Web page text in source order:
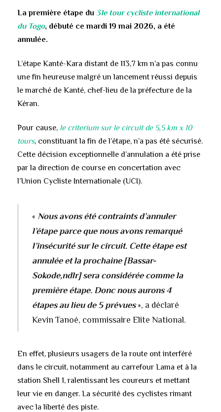
La première étape du 31e tour cycliste international
du Togo, débuté ce mardi 19 mai 2026, a été
annulée.
L’étape Kanté-Kara distant de 113,7 km n’a pas connu
une fin heureuse malgré un lancement réussi depuis
le marché de Kanté, chef-lieu de la préfecture de la
Kéran.
Pour cause, le criterium sur le circuit de 5,5 km x 10
tours, constituant la fin de l’étape, n’a pas été sécurisé.
Cette décision exceptionnelle d’annulation a été prise
par la direction de course en concertation avec
l’Union Cycliste Internationale (UCI).
« Nous avons été contraints d’annuler
l’étape parce que nous avons remarqué
l’insécurité sur le circuit. Cette étape est
annulée et la prochaine [Bassar-
Sokode,ndlr] sera considérée comme la
première étape. Donc nous aurons 4
étapes au lieu de 5 prévues», a déclaré
Kevin Tanoé, commissaire Elite National.
En effet, plusieurs usagers de la route ont interféré
dans le circuit, notamment au carrefour Lama et à la
station Shell 1, ralentissant les coureurs et mettant
leur vie en danger. La sécurité des cyclistes rimant
avec la liberté des piste.